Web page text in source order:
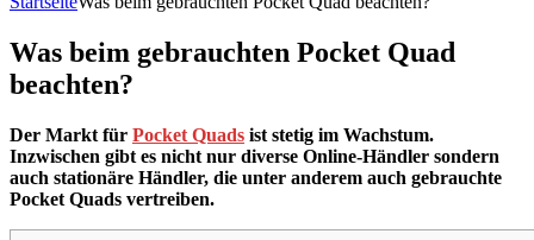
Was beim gebrauchten Pocket Quad
beachten?
Der Markt für Pocket Quads ist stetig im Wachstum.
Inzwischen gibt es nicht nur diverse Online-Händler sondern
auch stationäre Händler, die unter anderem auch gebrauchte
Pocket Quads vertreiben.